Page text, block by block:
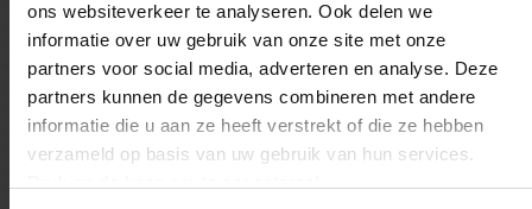
ons websiteverkeer te analyseren. Ook delen we
informatie over uw gebruik van onze site met onze
partners voor social media, adverteren en analyse. Deze
partners kunnen de gegevens combineren met andere
informatie die u aan ze heeft verstrekt of die ze hebben
verzameld op basis van uw gebruik van hun services.
Entresolvloeren
Palletstellingen
Grootvakstellingen
Legbordstellingen
Magazijnkeuringen / BMWT-keuringen
Werkbanken
En nog veel meer!